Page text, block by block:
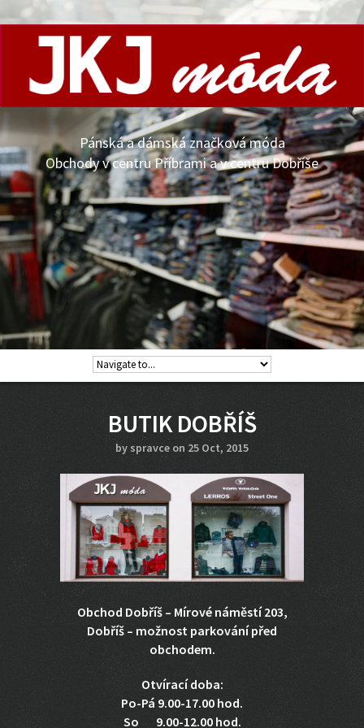
Pánská a dámská značková móda
Obchody v centru Příbrami a v centru Dobříše
BUTIK DOBŘÍŠ
by spravce on 25 Oct, 2015
Obchod Dobříš – Mírové náměstí 203,
Dobříš – možnost parkování před
obchodem.
Otvírací doba:
Po-Pá 9.00-17.00 hod.
So 9.00-12.00 hod.